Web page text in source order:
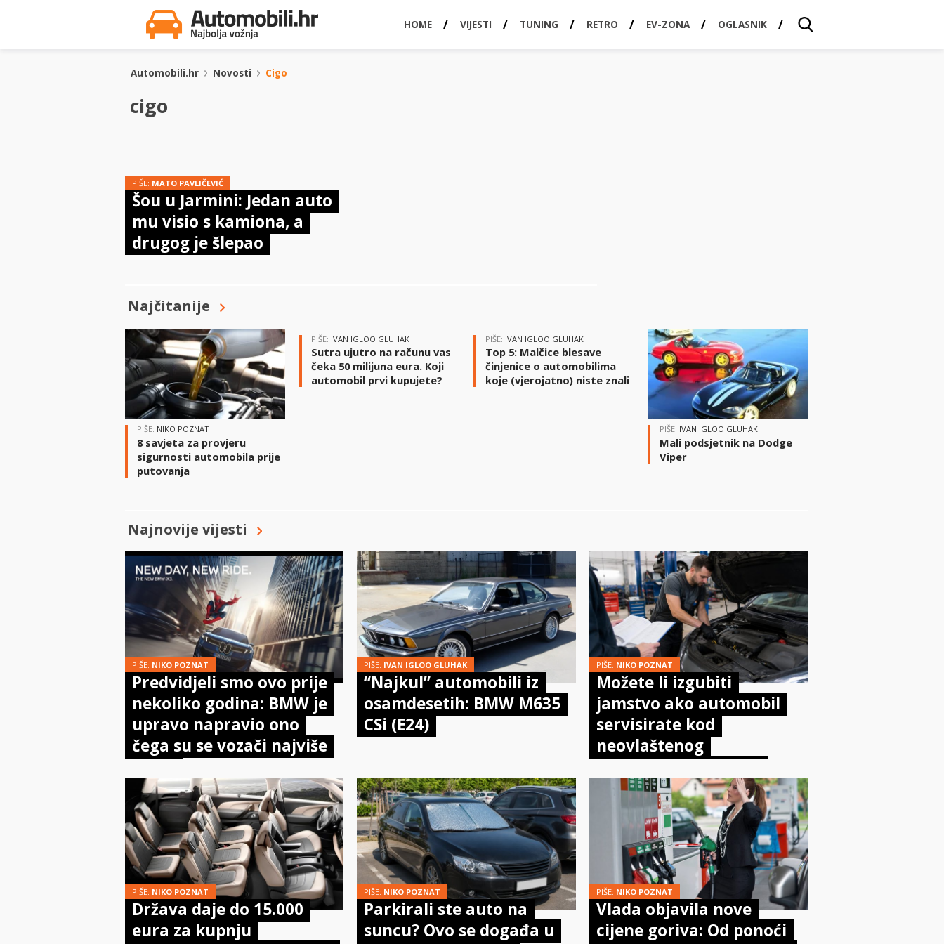
HOME VIJESTI TUNING RETRO EV-ZONA OGLASNIK
Automobili.hr Novosti Cigo
cigo
PIŠE: MATO PAVLIČEVIĆ
Šou u Jarmini: Jedan auto
mu visio s kamiona, a
drugog je šlepao
Najčitanije
PIŠE: NIKO POZNAT
8 savjeta za provjeru
sigurnosti automobila prije
putovanja
PIŠE: IVAN IGLOO GLUHAK
Sutra ujutro na računu vas
čeka 50 milijuna eura. Koji
automobil prvi kupujete?
PIŠE: IVAN IGLOO GLUHAK
Top 5: Malčice blesave
činjenice o automobilima
koje (vjerojatno) niste znali
PIŠE: IVAN IGLOO GLUHAK
Mali podsjetnik na Dodge
Viper
Najnovije vijesti
PIŠE: NIKO POZNAT
Predvidjeli smo ovo prije
nekoliko godina: BMW je
upravo napravio ono
čega su se vozači najviše
PIŠE: IVAN IGLOO GLUHAK
“Najkul” automobili iz
osamdesetih: BMW M635
CSi (E24)
PIŠE: NIKO POZNAT
Možete li izgubiti
jamstvo ako automobil
servisirate kod
neovlaštenog
doista kaže zakon
PIŠE: NIKO POZNAT
Država daje do 15.000
eura za kupnju
PIŠE: NIKO POZNAT
Parkirali ste auto na
suncu? Ovo se događa u
PIŠE: NIKO POZNAT
Vlada objavila nove
cijene goriva: Od ponoći